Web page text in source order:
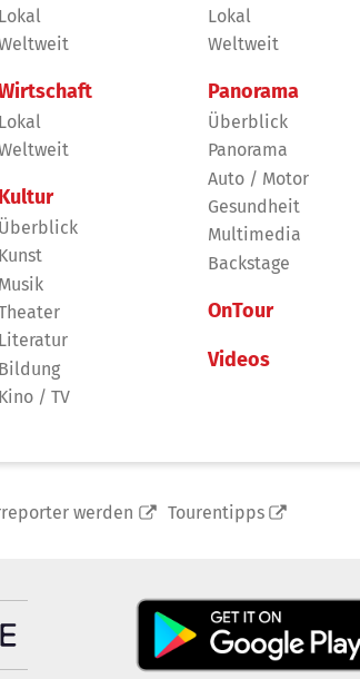
Lokal
Lokal
Kultur
Überblick
Kunst
Musik
Literatur
Bildung
Kino / TV
Lokal
Weltweit
Panorama
Überblick
Panorama
Auto / Motor
Gesundheit
Multimedia
Backstage
OnTour
Videos
werden Tourentipps